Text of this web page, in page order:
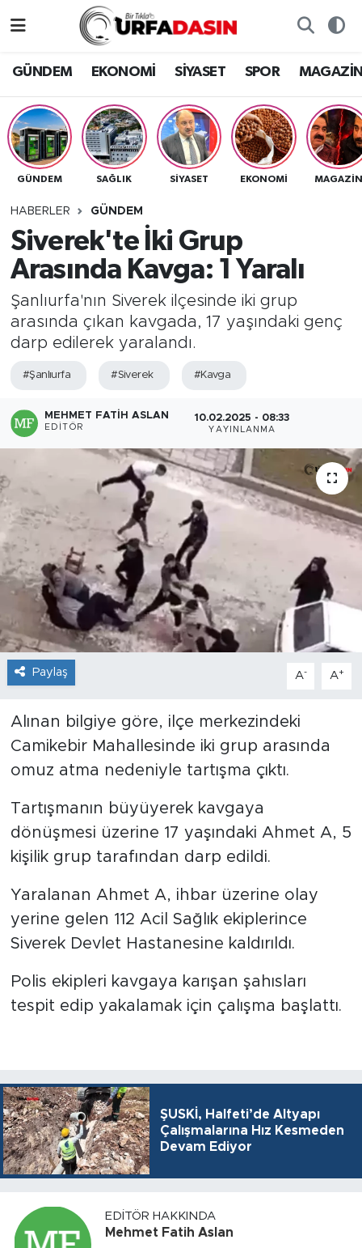
GÜNDEM EKONOMİ SİYASET SPOR
GÜNDEM SAĞLIK SİYASET EKONOMİ
HABERLER GÜNDEM
Siverek'te İki Grup
Arasında Kavga: 1 Yaralı
Şanlıurfa'nın Siverek ilçesinde iki grup
arasında çıkan kavgada, 17 yaşındaki genç
darp edilerek yaralandı.
#Şanlıurfa #Siverek #Kavga
MEHMET FATIH ASLAN
EDITÖR
10.02.2025 - 08:33
YAYINLANMA
Paylaş A- A+
Alınan bilgiye göre, ilçe merkezindeki
Camikebir Mahallesinde iki grup arasında
omuz atma nedeniyle tartışma çıktı.
Tartışmanın büyüyerek kavgaya
dönüşmesi üzerine 17 yaşındaki Ahmet A, 5
kişilik grup tarafından darp edildi.
Yaralanan Ahmet A, ihbar üzerine olay
yerine gelen 112 Acil Sağlık ekiplerince
Siverek Devlet Hastanesine kaldırıldı.
Polis ekipleri kavgaya karışan şahısları
tespit edip yakalamak için çalışma başlattı.
ŞUSKİ, Halfeti’de Altyapı
Çalışmalarına Hız Kesmeden
Devam Ediyor
EDITÖR HAKKINDA
Mehmet Fatih Aslan
EKONOMİ
SİYASET
SPOR
SAĞLIK
TEKNOLOJİ
OTOMOBİL
Gizlilik ve Güvenlik Politikası
İletişim
Nöbetçi Eczaneler
Hava Durumu
Namaz Vakitleri
Trafik Durumu
Süper Lig Puan Durumu ve Fikstür
Tüm Manşetler
Son Dakika Haberleri
Haber Arşivi